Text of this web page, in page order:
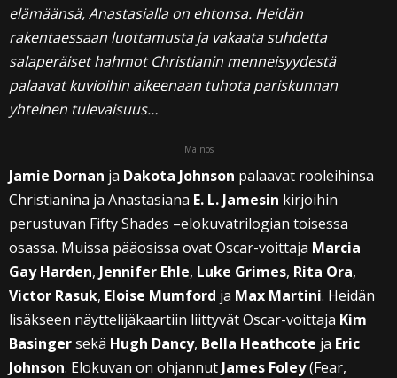
elämäänsä, Anastasialla on ehtonsa. Heidän
rakentaessaan luottamusta ja vakaata suhdetta
salaperäiset hahmot Christianin menneisyydestä
palaavat kuvioihin aikeenaan tuhota pariskunnan
yhteinen tulevaisuus…
Mainos
Jamie Dornan ja Dakota Johnson palaavat rooleihinsa
Christianina ja Anastasiana E. L. Jamesin kirjoihin
perustuvan Fifty Shades –elokuvatrilogian toisessa
osassa. Muissa pääosissa ovat Oscar-voittaja Marcia
Gay Harden, Jennifer Ehle, Luke Grimes, Rita Ora,
Victor Rasuk, Eloise Mumford ja Max Martini. Heidän
lisäkseen näyttelijäkaartiin liittyvät Oscar-voittaja Kim
Basingersekä Hugh Dancy, Bella Heathcote ja Eric
Johnson. Elokuvan on ohjannut James Foley(Fear,